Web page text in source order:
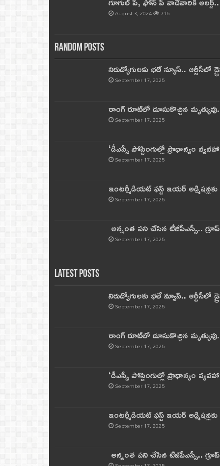
August 3, 2024 715
Random Posts
నిరుద్యోగులకు భలే న్యూస్.. ఆర్టీసీలో
September 17, 2025
రాంగ్ రూట్‌లో దూసుకొచ్చిన
September 17, 2025
‘డీఎస్సీ పోస్టింగుల్లో ప్రాధాన్యం
September 17, 2025
ఇంటర్మీడియట్ ఫస్ట్‌ ఇయర్‌
September 17, 2025
అన్నంత పని చేసిన టీజీపీఎస్సీ..
September 17, 2025
Latest Posts
నిరుద్యోగులకు భలే న్యూస్.. ఆర్టీసీలో
September 17, 2025
రాంగ్ రూట్‌లో దూసుకొచ్చిన
September 17, 2025
‘డీఎస్సీ పోస్టింగుల్లో ప్రాధాన్యం
September 17, 2025
ఇంటర్మీడియట్ ఫస్ట్‌ ఇయర్‌
September 17, 2025
అన్నంత పని చేసిన టీజీపీఎస్సీ..